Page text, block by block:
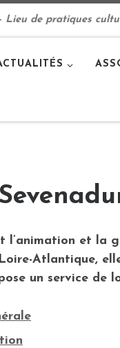
Lieu de pratiques
l’animation et la
Atlantique,
un service de